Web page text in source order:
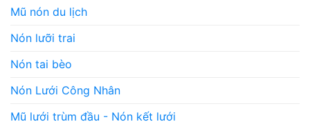
Mũ nón du lịch
Nón lưỡi trai
Nón tai bèo
Nón Lưới Công Nhân
Mũ lưới trùm đầu - Nón kết lưới